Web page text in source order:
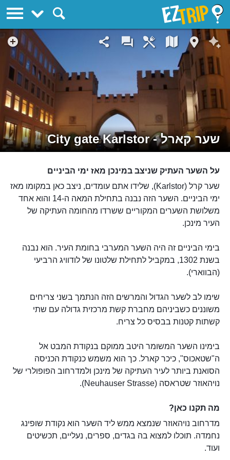
שער קארל - City gate Karlstor
על השער העתיק שניצב במינכן מאז ימי הביניים
שער קרל (Karlstor), שלידו אתם עומדים, ניצב כאן במקומו מאז
ימי הביניים. השער הזה נבנה בתחילת המאה ה-14 והוא אחד
משלושת השערים המקוריים ששרדו מהחומה העתיקה של
העיר מינכן.
בימי הביניים זה היה השער המערבי בחומת העיר. הוא נבנה
בשנת 1302, במקביל לתחילת שלטונו של לודוויג הרביעי
(הבווארי).
שימו לב לשער הגדול והמרשים הזה הנתמך בשני צריחים
משוננים כשביניהם מחברת קשת מרכזית גדולה עם שתי
קשתות קטנות בבסיס כל צריח.
בימינו השער המשומר היטב ממוקם בנקודת המבט אל
ה"שטאכוס", כיכר קארל. כך הוא משמש כנקודת הכניסה
הסואנת ביותר לעיר העתיקה של מינכן ולמדרחוב הפופולרי של
נויהאוזר שטראסה (Neuhauser Strasse).
מה תקנו כאן?
מדרחוב נויהאוזר שנמצא ממש ליד השער הוא נקודת שופינג
נחמדה. תוכלו למצוא בה בגדים, ספרים, נעליים, תכשיטים
ועוד.
EZTrip